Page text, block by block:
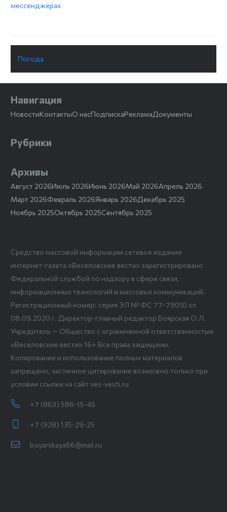
мессенджерах
Погода
Навигация
НовостиКонтактыО насПодпискаРекламаДокументы
Рубрики
Архивы
Август 2026Июль 2026Июнь 2026Май 2026Апрель 2026
Март 2026Февраль 2026Январь 2026Декабрь 2025
Ноябрь 2025Октябрь 2025Сентябрь 2025
Средство массовой информации сетевое издание
интернет-газета «Веселовские вести» зарегистрировано
Федеральной службой по надзору в сфере связи,
информационных технологий и массовых коммуникаций.
Регистрационный номер: серия ЭЛ № ФС 77-79010 от
08.09.2020 г. Директор-главный редактор Боярская О.Л.
Учредитель — Общество с ограниченной ответственностью
«Веселовские вести» 16+ Все права защищены.
Копирование и использование полных материалов
запрещено, частичное цитирование возможно только при
условии ссылки на сайт ves-vesti.ru
+7 (863) 586-15-45
+7 (928) 135-29-25
boyarskaya66@mail.ru